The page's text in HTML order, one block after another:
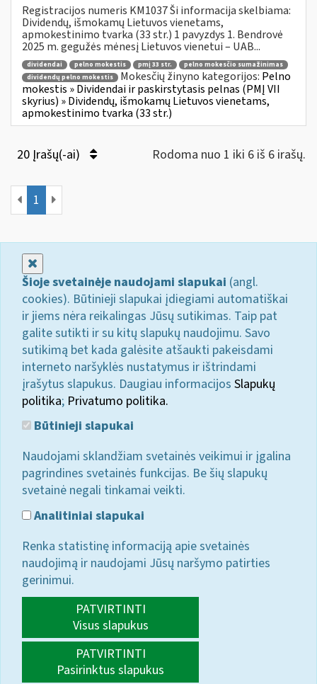
Registracijos numeris KM1037 Ši informacija skelbiama:
Dividendų, išmokamų Lietuvos vienetams,
apmokestinimo tvarka (33 str.) 1 pavyzdys 1. Bendrovė
2025 m. gegužės mėnesį Lietuvos vienetui – UAB...
dividendai pelno mokestis pmį 33 str.
pelno mokesčio sumažinimas
dividendų pelno mokestis
Mokesčių žinyno kategorijos: Pelno
mokestis » Dividendai ir paskirstytasis pelnas (PMĮ VII
skyrius) » Dividendų, išmokamų Lietuvos vienetams,
apmokestinimo tvarka (33 str.)
20 Įrašų(-ai) Rodoma nuo 1 iki 6 iš 6 irašų.
1
Šioje svetainėje naudojami slapukai (angl.
cookies). Būtinieji slapukai įdiegiami automatiškai
ir jiems nėra reikalingas Jūsų sutikimas. Taip pat
galite sutikti ir su kitų slapukų naudojimu. Savo
sutikimą bet kada galėsite atšaukti pakeisdami
interneto naršyklės nustatymus ir ištrindami
įrašytus slapukus. Daugiau informacijos Slapukų
politika; Privatumo politika.
Būtinieji slapukai
Naudojami sklandžiam svetainės veikimui ir įgalina
pagrindines svetainės funkcijas. Be šių slapukų
svetainė negali tinkamai veikti.
Analitiniai slapukai
Renka statistinę informaciją apie svetainės
naudojimą ir naudojami Jūsų naršymo patirties
gerinimui.
PATVIRTINTI
Visus slapukus
PATVIRTINTI
Pasirinktus slapukus